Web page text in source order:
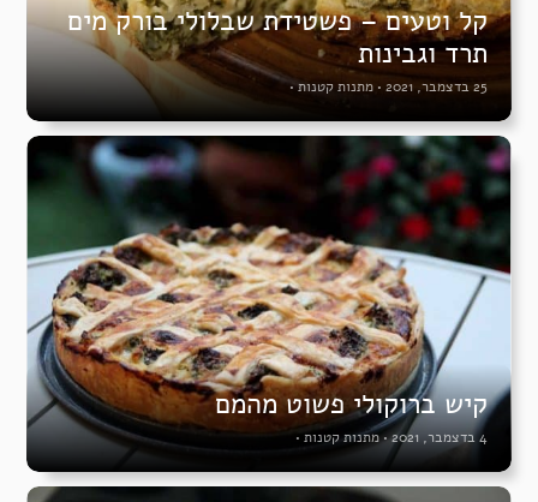
קל וטעים – פשטידת שבלולי בורק מים
תרד וגבינות
25 בדצמבר, 2021 • מתנות קטנות•
קיש ברוקולי פשוט מהמם
4 בדצמבר, 2021 •מתנות קטנות •